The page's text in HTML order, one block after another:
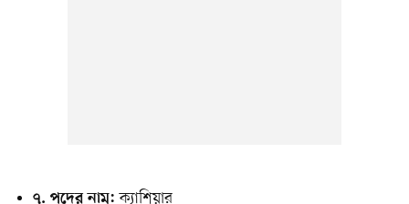
৭. পদের নাম: ক্যাশিয়ার